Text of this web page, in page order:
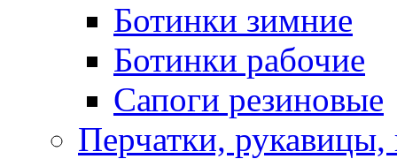
Ботинки зимние
Ботинки рабочие
Сапоги резиновые
Перчатки, рукавицы,